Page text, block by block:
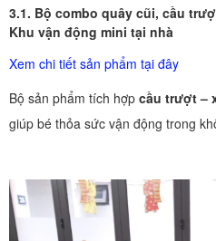
3.1. Bộ combo quây cũi, cầu
Khu vận động mini tại nhà
Xem chi tiết sản phẩm tại đây
Bộ sản phẩm tích hợp cầu trượt –
giúp bé thỏa sức vận động trong